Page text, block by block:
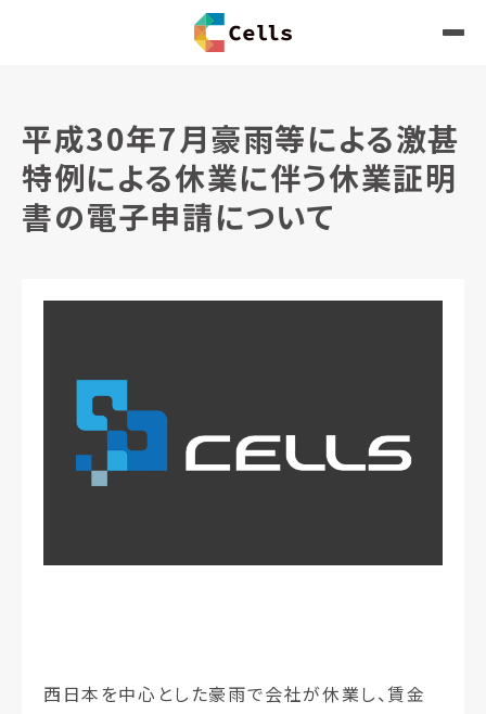
平成30年7月豪雨等による激甚
特例による休業に伴う休業証明
書の電子申請について
西日本を中心とした豪雨で会社が休業し、賃金